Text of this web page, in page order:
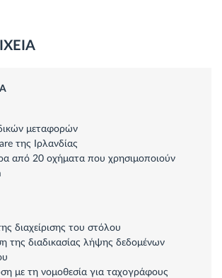
μεταφορών
της Ιρλανδίας
από 20 οχήματα που χρησιμοποιούν
διαχείρισης του στόλου
της διαδικασίας λήψης δεδομένων
με τη νομοθεσία για ταχογράφους